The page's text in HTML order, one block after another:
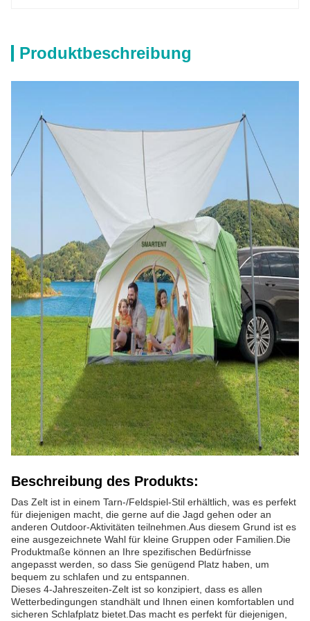
Produktbeschreibung
Beschreibung des Produkts:
Das Zelt ist in einem Tarn-/Feldspiel-Stil erhältlich, was es perfekt
für diejenigen macht, die gerne auf die Jagd gehen oder an
anderen Outdoor-Aktivitäten teilnehmen.Aus diesem Grund ist es
eine ausgezeichnete Wahl für kleine Gruppen oder Familien.Die
Produktmaße können an Ihre spezifischen Bedürfnisse
angepasst werden, so dass Sie genügend Platz haben, um
bequem zu schlafen und zu entspannen.
Dieses 4-Jahreszeiten-Zelt ist so konzipiert, dass es allen
Wetterbedingungen standhält und Ihnen einen komfortablen und
sicheren Schlafplatz bietet.Das macht es perfekt für diejenigen,